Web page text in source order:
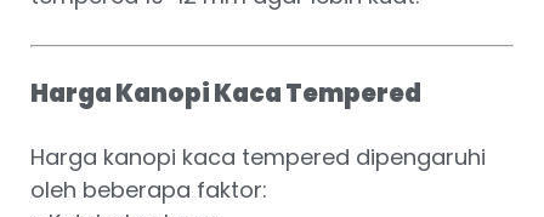
Harga Kanopi Kaca Tempered
Harga kanopi kaca tempered dipengaruhi
oleh beberapa faktor: